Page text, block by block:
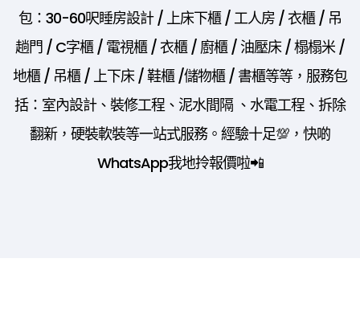
包：30-60呎睡房設計 / 上床下櫃 / 工人房 / 衣櫃 / 吊
趟門 / C字櫃 / 電視櫃 / 衣櫃 / 廚櫃 / 油壓床 / 榻榻米 /
地櫃 / 吊櫃 / 上下床 / 鞋櫃 /儲物櫃 / 書櫃等等，服務包
括：室內設計、裝修工程、泥水間隔 、水電工程、拆除
翻新，硬裝軟裝等一站式服務。經驗十足💯，快啲
WhatsApp我地拎報價啦📲